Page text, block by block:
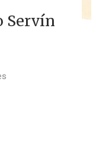
Servín